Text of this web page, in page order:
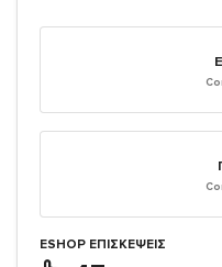
ESHOP ΕΠΙΣΚΈΨΕΙΣ